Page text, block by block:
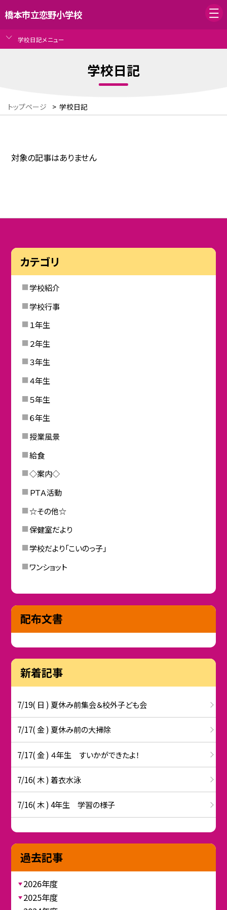
橋本市立恋野小学校
学校日記メニュー
学校日記
トップページ > 学校日記
対象の記事はありません
カテゴリ
学校紹介
学校行事
１年生
２年生
３年生
４年生
５年生
６年生
授業風景
給食
◇案内◇
ＰＴＡ活動
☆その他☆
保健室だより
学校だより「こいのっ子」
ワンショット
配布文書
新着記事
7/19( 日 ) 夏休み前集会＆校外子ども会
7/17( 金 ) 夏休み前の大掃除
7/17( 金 ) ４年生 すいかができたよ！
7/16( 木 ) 着衣水泳
7/16( 木 ) 4年生 学習の様子
過去記事
2026年度
2025年度